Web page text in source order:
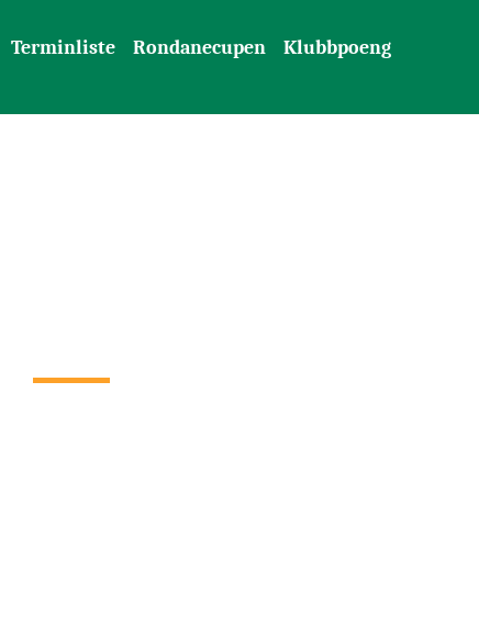
Terminliste Rondanecupen Klubbpoeng